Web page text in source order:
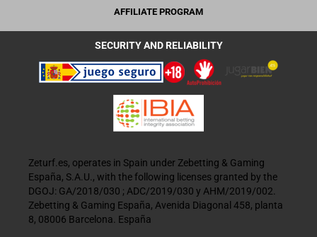
AFFILIATE PROGRAM
SECURITY AND RELIABILITY
Zeturf.es, operates in Spain under Zebetting & Gaming
España, S.A.U., with the following licenses granted by the
DGOJ: GA/2018/030 ; ADC/2019/030 y AHM/2019/002.
Zebetting & Gaming España, Avenida Diagonal 458, planta
8, 08006 Barcelona. España